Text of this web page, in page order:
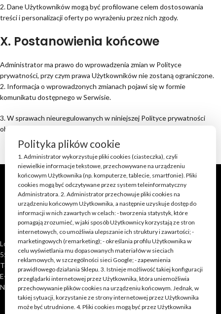
2. Dane Użytkowników mogą być profilowane celem dostosowania
treści i personalizacji oferty po wyrażeniu przez nich zgody.
X. Postanowienia końcowe
Administrator ma prawo do wprowadzenia zmian w Polityce
prywatności, przy czym prawa Użytkowników nie zostaną ograniczone.
2. Informacja o wprowadzonych zmianach pojawi się w formie
komunikatu dostępnego w Serwisie.
3. W sprawach nieuregulowanych w niniejszej Polityce prywatności
obowiązują przepisy RODO i przepisy prawa polskiego.
Loft Shop Manufacture
55-220 Jelcz Laskowice, Polska
Telefon: +48 790 528 555 | +48 693 262 400
E-mail: kontakt@loft-shop.pl
NIP: 898 202 51 11
Polityka plików cookie
1. Administrator wykorzystuje pliki cookies (ciasteczka), czyli
niewielkie informacje tekstowe, przechowywane na urządzeniu
końcowym Użytkownika (np. komputerze, tablecie, smartfonie). Pliki
cookies mogą być odczytywane przez system teleinformatyczny
Administratora. 2. Administrator przechowuje pliki cookies na
urządzeniu końcowym Użytkownika, a następnie uzyskuje dostęp do
informacji w nich zawartych w celach: - tworzenia statystyk, które
pomagają zrozumieć, w jaki sposób Użytkownicy korzystają ze stron
internetowych, co umożliwia ulepszanie ich struktury i zawartości; -
marketingowych (remarketing); - określania profilu Użytkownika w
celu wyświetlania mu dopasowanych materiałów w sieciach
reklamowych, w szczególności sieci Google; - zapewnienia
prawidłowego działania Sklepu. 3. Istnieje możliwość takiej konfiguracji
przeglądarki internetowej przez Użytkownika, która uniemożliwia
przechowywanie plików cookies na urządzeniu końcowym. Jednak, w
takiej sytuacji, korzystanie ze strony internetowej przez Użytkownika
może być utrudnione. 4. Pliki cookies mogą być przez Użytkownika